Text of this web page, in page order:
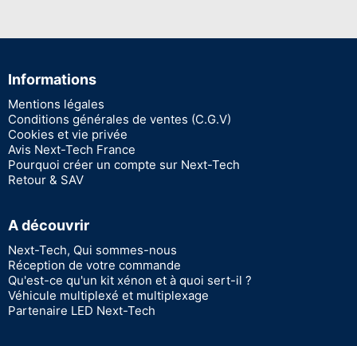
Informations
Mentions légales
Conditions générales de ventes (C.G.V)
Cookies et vie privée
Avis Next-Tech France
Pourquoi créer un compte sur Next-Tech
Retour & SAV
A découvrir
Next-Tech, Qui sommes-nous
Réception de votre commande
Qu'est-ce qu'un kit xénon et à quoi sert-il ?
Véhicule multiplexé et multiplexage
Partenaire LED Next-Tech